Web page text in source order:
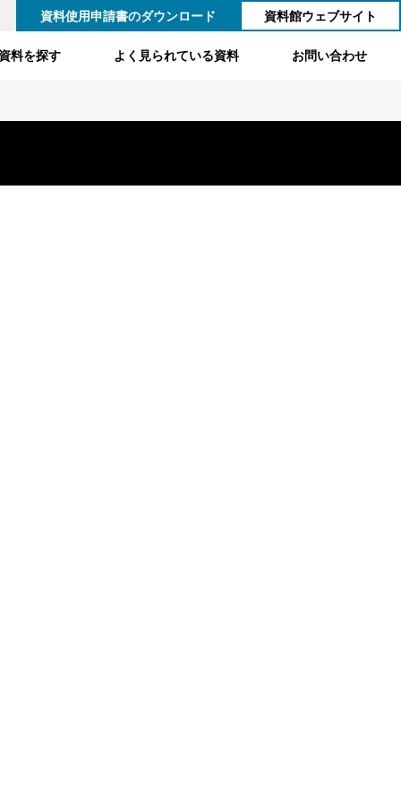
資料使用申請書のダウンロード 資料館ウェブサイト
料を探す よく見られている資料 お問い合わせ